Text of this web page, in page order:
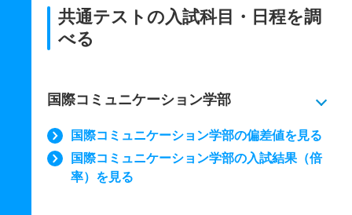
共通テストの入試科目・日程を調
べる
国際コミュニケーション学部
国際コミュニケーション学部の偏差値を見る
国際コミュニケーション学部の入試結果（倍
率）を見る